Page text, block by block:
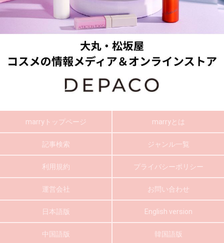
marryトップページ marryとは
記事検索 ジャンル一覧
利用規約 プライバシーポリシー
運営会社 お問い合わせ
日本語版 English version
中国語版 韓国語版